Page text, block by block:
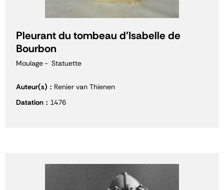
Pleurant du tombeau d'Isabelle de
Bourbon
Moulage Statuette
Auteur(s)
Renier van Thienen
Datation
1476